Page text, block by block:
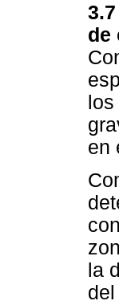
de
los
en
la